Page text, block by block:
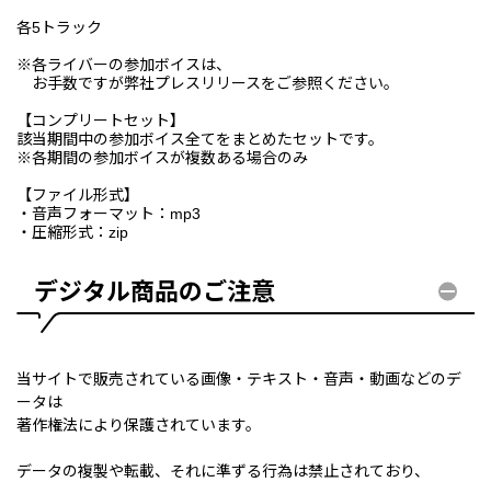
各5トラック
※各ライバーの参加ボイスは、
お手数ですが弊社プレスリリースをご参照ください。
【コンプリートセット】
該当期間中の参加ボイス全てをまとめたセットです。
※各期間の参加ボイスが複数ある場合のみ
【ファイル形式】
・音声フォーマット：mp3
・圧縮形式：zip
デジタル商品のご注意
当サイトで販売されている画像・テキスト・音声・動画などのデ
ータは
著作権法により保護されています。
データの複製や転載、それに準ずる行為は禁止されており、